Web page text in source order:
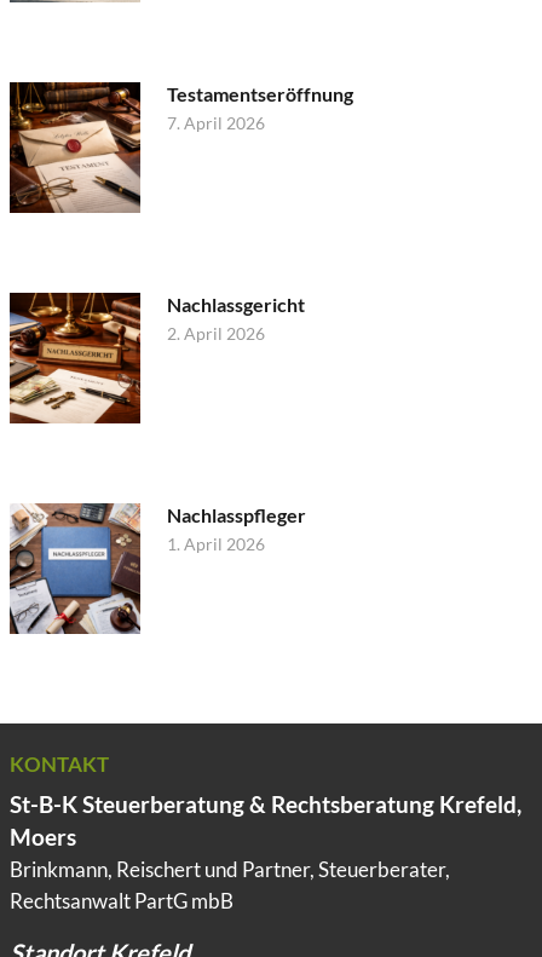
Testamentseröffnung
7. April 2026
Nachlassgericht
2. April 2026
Nachlasspfleger
1. April 2026
KONTAKT
St-B-K Steuerberatung & Rechtsberatung Krefeld,
Moers
Brinkmann, Reischert und Partner, Steuerberater,
Rechtsanwalt PartG mbB